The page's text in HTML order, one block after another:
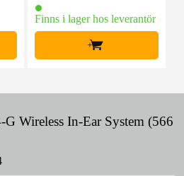
Finns i lager hos leverantör
+
Wireless In-Ear System (566